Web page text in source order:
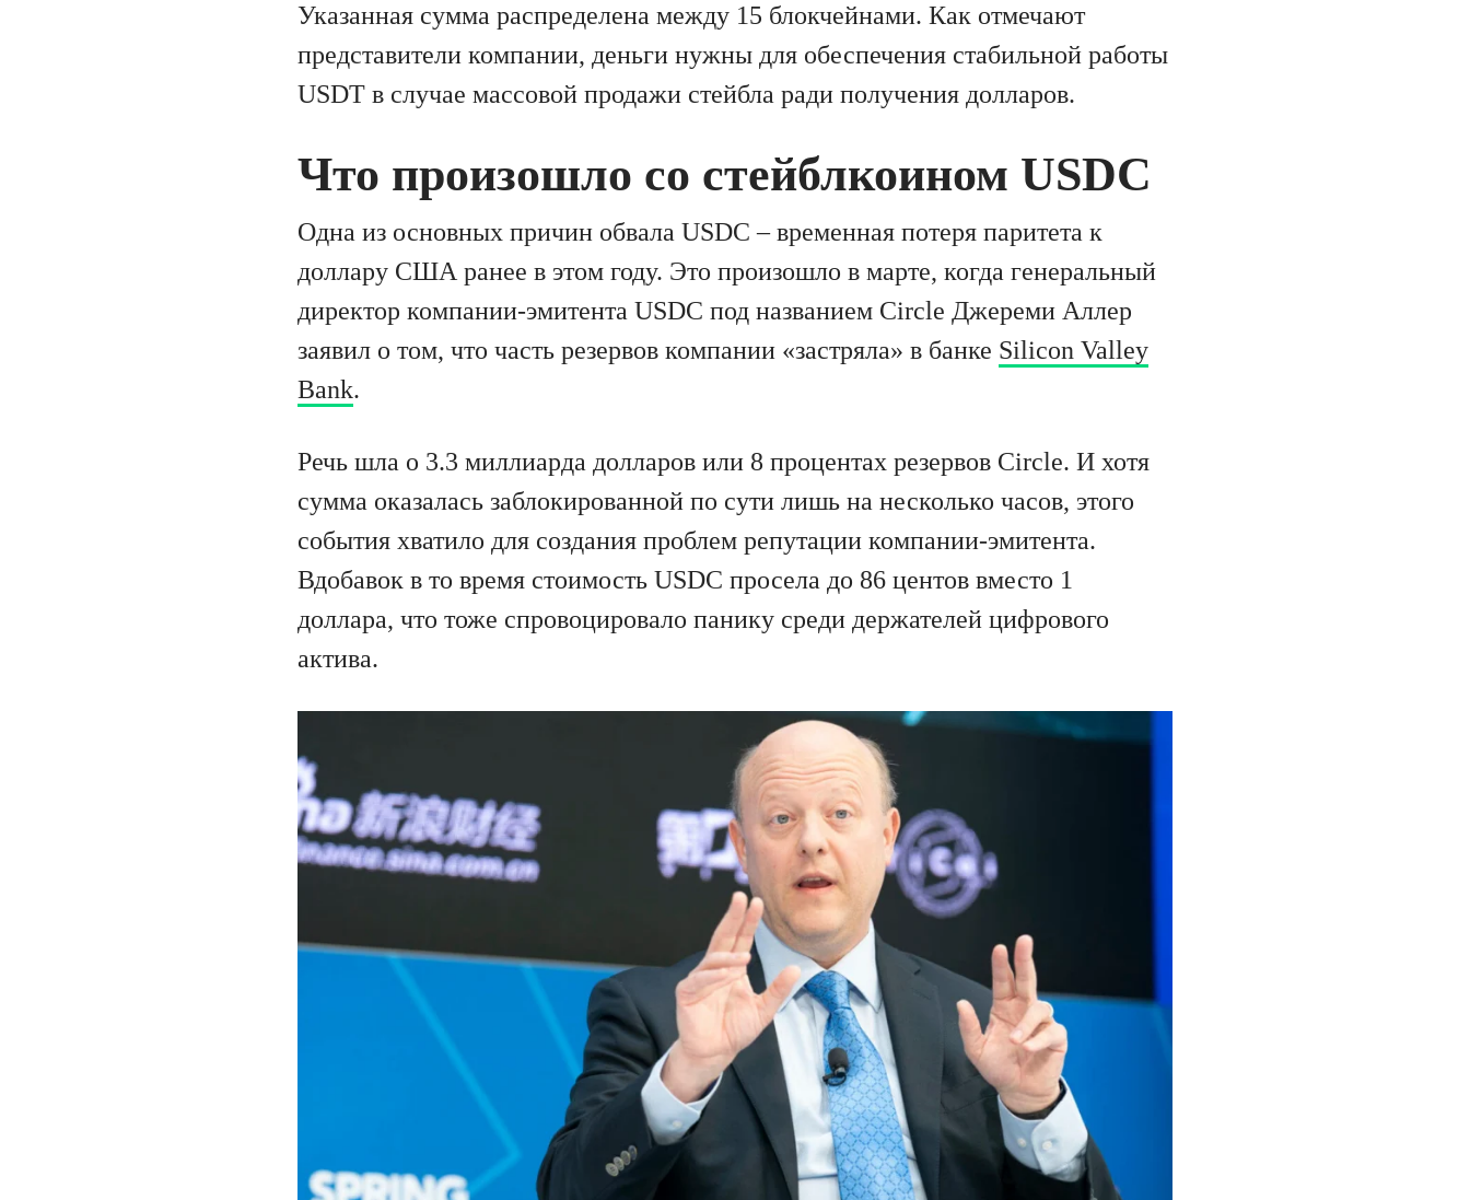
Указанная сумма распределена между 15 блокчейнами. Как отмечают
представители компании, деньги нужны для обеспечения стабильной работы
USDT в случае массовой продажи стейбла ради получения долларов.
Что произошло со стейблкоином USDC
Одна из основных причин обвала USDC – временная потеря паритета к
доллару США ранее в этом году. Это произошло в марте, когда генеральный
директор компании-эмитента USDC под названием Circle Джереми Аллер
заявил о том, что часть резервов компании «застряла» в банке Silicon Valley
Bank.
Речь шла о 3.3 миллиарда долларов или 8 процентах резервов Circle. И хотя
сумма оказалась заблокированной по сути лишь на несколько часов, этого
события хватило для создания проблем репутации компании-эмитента.
Вдобавок в то время стоимость USDC просела до 86 центов вместо 1
доллара, что тоже спровоцировало панику среди держателей цифрового
актива.